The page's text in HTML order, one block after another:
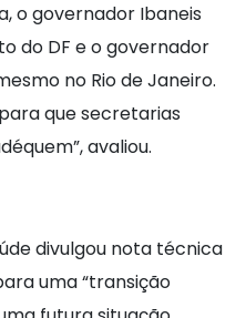
o governador Ibaneis
do DF e o governador
no Rio de Janeiro.
que secretarias
avaliou.
divulgou nota técnica
uma “transição